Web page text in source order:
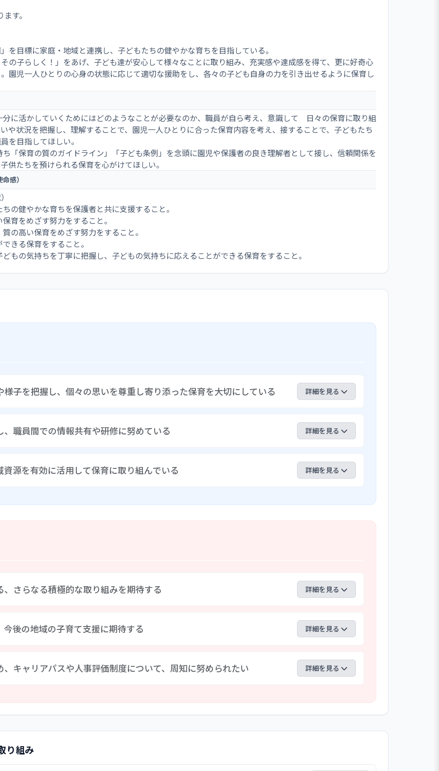
す。
を目標に家庭・地域と連携し、子どもたちの健やかな育ちを目指している。
の子らしく！」をあげ、子ども達が安心して様々なことに取り組み、充実感や達成感を得て、更に好奇心
園児一人ひとりの心身の状態に応じて適切な援助をし、各々の子ども自身の力を引き出せるように保育し
分に活かしていくためにはどのようなことが必要なのか、職員が自ら考え、意識して 日々の保育に取り組
や状況を把握し、理解することで、園児一人ひとりに合った保育内容を考え、接することで、子どもたち
を目指してほしい。
「保育の質のガイドライン」「子ども条例」を念頭に園児や保護者の良き理解者として接し、信頼関係を
供たちを預けられる保育を心がけてほしい。
感）
の健やかな育ちを保護者と共に支援すること。
育をめざす努力をすること。
の高い保育をめざす努力をすること。
きる保育をすること。
もの気持ちを丁寧に把握し、子どもの気持ちに応えることができる保育をすること。
子を把握し、個々の思いを尊重し寄り添った保育を大切にしている 詳細を見る
りの子どもの姿を大切にしている。子どもの発達や興味に応じた玩具や環境に配慮し、子どもが主体
事等では、保育者が一方的に決めるのではなく、子どもたちの思いや意向に耳を傾け、子どもたち
ている。例えば運動会でのパラバルーンの動きを子どもたちが考え意見を出し合ったり、発表会の５
職員間での情報共有や研修に努めている 詳細を見る
た保育の在り方を全職員が同じ思いで取り組むために、昨年度は市内の公設公営保育園の副園長がリ
士研修を行い、複数の保育士が交代で参加し園内研修にも繋げている。今年度も継続して、子ども
園内研修として、西東京市の「保育の質のガイドライン」を利用し、再度、各職員が読み込み、チェ
源を有効に活用して保育に取り組んでいる 詳細を見る
消防署と連携した総合避難訓練、警察署のスクールカウンセラー来園による５歳児対象の交通安全
さらなる積極的な取り組みを期待する 詳細を見る
園時の送迎時の会話、連絡帳等やご意見箱等で把握している。ただし、新型コロナ感染症対策のた
で、全体懇談会は中止、クラス懇談会も３０分に、個人面談も１５分に、制限されており、保護者
しい面がある。今後、新型コロナ感染症の状況に応じて、市からの指示に従って、再開される各種行
後の地域の子育て支援に期待する 詳細を見る
子が夏まつりや運動会、誕生会などに参加する機会や園庭開放でも在園児と交流する機会を設け、参
型コロナ感染症の影響により、現在は積極的な地域交流は見送る状況が続いている。今後、新型コ
の指示に従って感染症予防に配慮しつつ、地域の開かれた保育園として地域の親子との交流や子育て
キャリアパスや人事評価制度について、周知に努められたい 詳細を見る
解が不十分な職員も見られたことから、職員のさらなる意欲向上のため周知に努められたい。
り組み